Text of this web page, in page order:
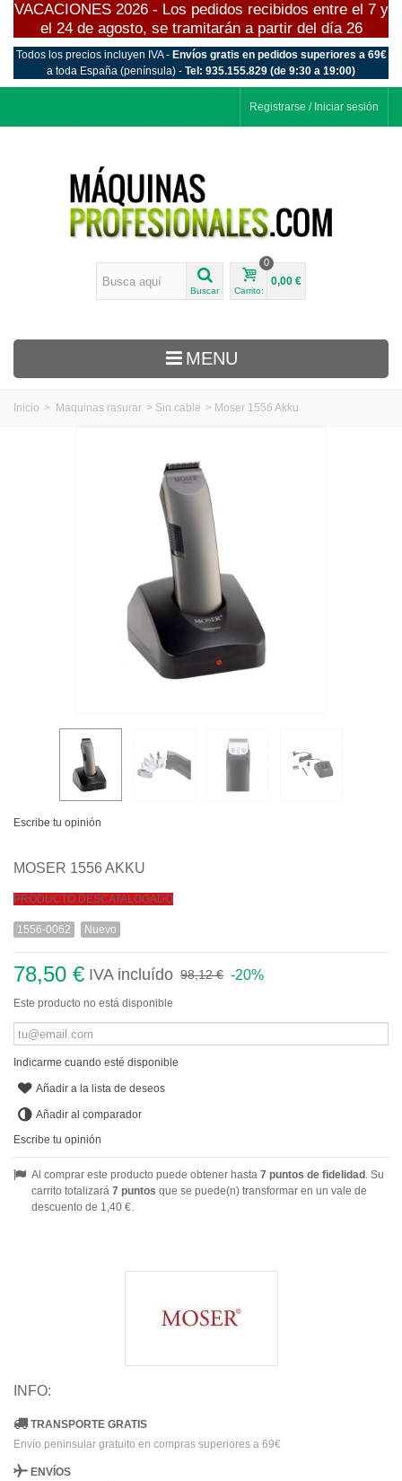
VACACIONES 2026 - Los pedidos recibidos entre el 7 y
el 24 de agosto, se tramitarán a partir del día 26
Todos los precios incluyen IVA - Envíos gratis en pedidos superiores a 69€
a toda España (península) - Tel: 935.155.829 (de 9:30 a 19:00)
Registrarse / Iniciar sesión
Buscar Carrito:
0
0,00 €
MENU
Inicio > Maquinas rasurar > Sin cable > Moser 1556 Akku
Escribe tu opinión
MOSER 1556 AKKU
PRODUCTO DESCATALOGADO
1556-0062 Nuevo
78,50 € IVA incluído 98,12 € -20%
Este producto no está disponible
Indicarme cuando esté disponible
Añadir a la lista de deseos
Añadir al comparador
Escribe tu opinión
Al comprar este producto puede obtener hasta 7 puntos de fidelidad . Su
carrito totalizará 7 puntos que se puede(n) transformar en un vale de
descuento de 1,40 €.
INFO:
TRANSPORTE GRATIS
Envío peninsular gratuito en compras superiores a 69€
ENVÍOS